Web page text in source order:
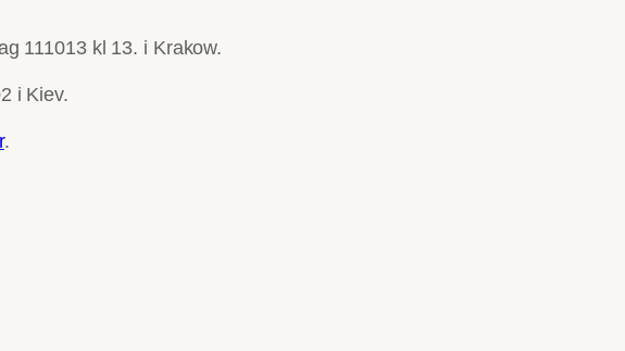
111013 kl 13. i Krakow.
i Kiev.
.